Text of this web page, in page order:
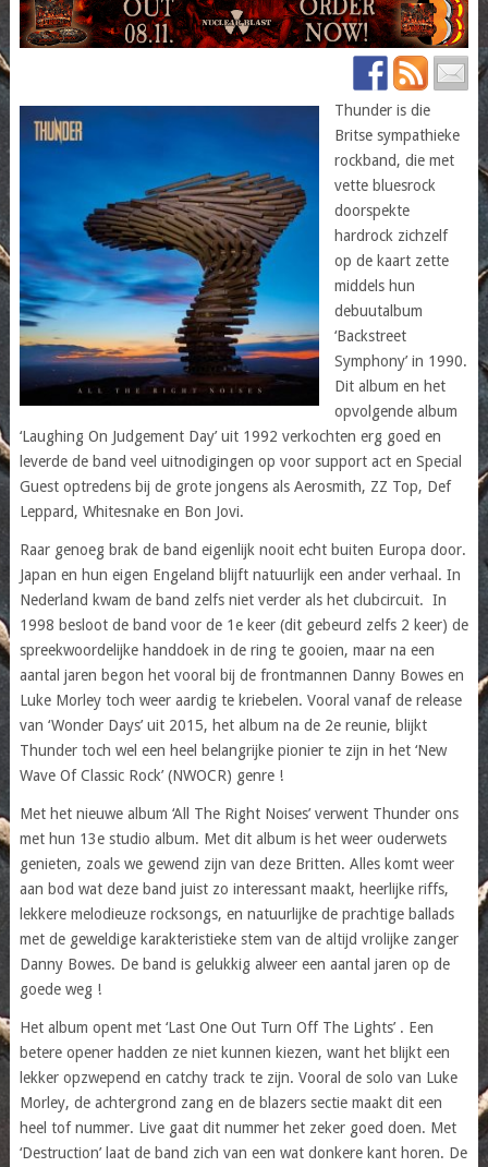
Thunder is die
Britse sympathieke
rockband, die met
vette bluesrock
doorspekte
hardrock zichzelf
op de kaart zette
middels hun
debuutalbum
‘Backstreet
Symphony’ in 1990.
Dit album en het
opvolgende album
‘Laughing On Judgement Day’ uit 1992 verkochten erg goed en
leverde de band veel uitnodigingen op voor support act en Special
Guest optredens bij de grote jongens als Aerosmith, ZZ Top, Def
Leppard, Whitesnake en Bon Jovi.
Raar genoeg brak de band eigenlijk nooit echt buiten Europa door.
Japan en hun eigen Engeland blijft natuurlijk een ander verhaal. In
Nederland kwam de band zelfs niet verder als het clubcircuit. In
1998 besloot de band voor de 1e keer (dit gebeurd zelfs 2 keer) de
spreekwoordelijke handdoek in de ring te gooien, maar na een
aantal jaren begon het vooral bij de frontmannen Danny Bowes en
Luke Morley toch weer aardig te kriebelen. Vooral vanaf de release
van ‘Wonder Days’ uit 2015, het album na de 2e reunie, blijkt
Thunder toch wel een heel belangrijke pionier te zijn in het ‘New
Wave Of Classic Rock’ (NWOCR) genre !
Met het nieuwe album ‘All The Right Noises’ verwent Thunder ons
met hun 13e studio album. Met dit album is het weer ouderwets
genieten, zoals we gewend zijn van deze Britten. Alles komt weer
aan bod wat deze band juist zo interessant maakt, heerlijke riffs,
lekkere melodieuze rocksongs, en natuurlijke de prachtige ballads
met de geweldige karakteristieke stem van de altijd vrolijke zanger
Danny Bowes. De band is gelukkig alweer een aantal jaren op de
goede weg !
Het album opent met ‘Last One Out Turn Off The Lights’ . Een
betere opener hadden ze niet kunnen kiezen, want het blijkt een
lekker opzwepend en catchy track te zijn. Vooral de solo van Luke
Morley, de achtergrond zang en de blazers sectie maakt dit een
heel tof nummer. Live gaat dit nummer het zeker goed doen. Met
‘Destruction’ laat de band zich van een wat donkere kant horen. De